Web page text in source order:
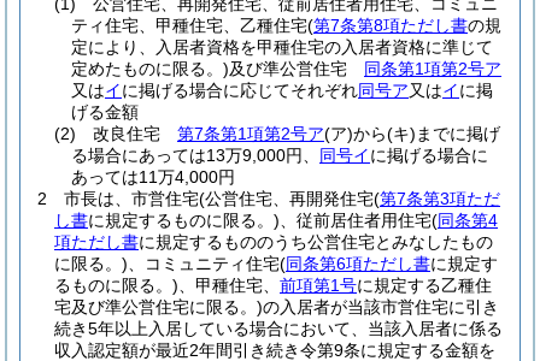
ティ住宅、甲種住宅、乙種住宅(第7条第8項ただし書の規
定により、入居者資格を甲種住宅の入居者資格に準じて
定めたものに限る。)及び準公営住宅 同条第1項第2号ア
又はイに掲げる場合に応じてそれぞれ同号ア又はイに掲
げる金額
(2)
改良住宅 第7条第1項第2号ア(ア)から(キ) までに掲げ
る場合にあっては13万9,000円、 同号イに掲げる場合に
あっては11万4,000円
2
市長は、市営住宅(公営住宅、再開発住宅(第7条第3項ただ
し書に規定するものに限る。) 、従前居住者用住宅(同条第4
項ただし書に規定するもののうち公営住宅とみなしたもの
に限る。) 、コミュニティ住宅(同条第6項ただし書に規定す
るものに限る。) 、甲種住宅、 前項第1号に規定する乙種住
宅及び準公営住宅に限る。)の入居者が当該市営住宅に引き
続き5年以上入居している場合において、当該入居者に係る
収入認定額が最近2年間引き続き令第9条に規定する金額を